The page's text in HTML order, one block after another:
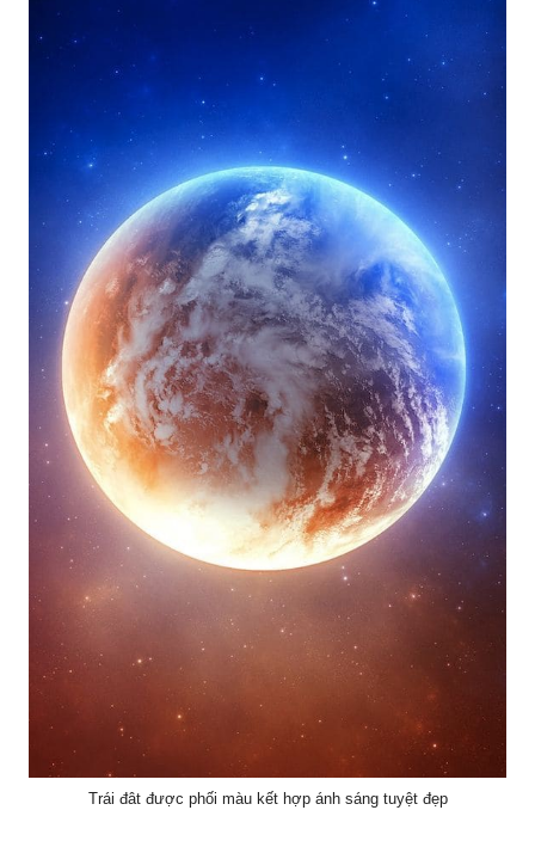
Trái đât được phối màu kết hợp ánh sáng tuyệt đẹp